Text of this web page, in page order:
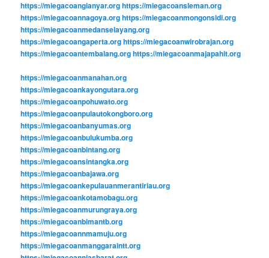
https://miegacoangianyar.orghttps://miegacoansleman.org
https://miegacoannagoya.orghttps://miegacoanmongonsidi.org
https://miegacoanmedanselayang.org
https://miegacoangaperta.orghttps://miegacoanwirobrajan.org
https://miegacoantembalang.orghttps://miegacoanmajapahit.org
https://miegacoanmanahan.org
https://miegacoankayongutara.org
https://miegacoanpohuwato.org
https://miegacoanpulautokongboro.org
https://miegacoanbanyumas.org
https://miegacoanbulukumba.org
https://miegacoanbintang.org
https://miegacoansintangka.org
https://miegacoanbajawa.org
https://miegacoankepulauanmerantiriau.org
https://miegacoankotamobagu.org
https://miegacoanmurungraya.org
https://miegacoanbimantb.org
https://miegacoannmamuju.org
https://miegacoanmanggaraintt.org